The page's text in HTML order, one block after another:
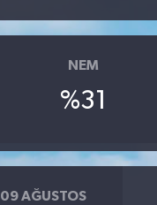
NEM
%31
09 AĞUSTOS